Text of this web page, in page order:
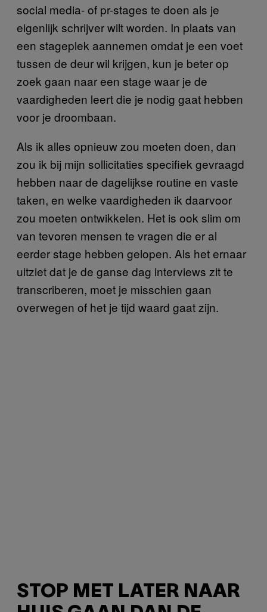
social media- of pr-stages te doen als je
eigenlijk schrijver wilt worden. In plaats van
een stageplek aannemen omdat je een voet
tussen de deur wil krijgen, kun je beter op
zoek gaan naar een stage waar je de
vaardigheden leert die je nodig gaat hebben
voor je droombaan.
Als ik alles opnieuw zou moeten doen, dan
zou ik bij mijn sollicitaties specifiek gevraagd
hebben naar de dagelijkse routine en vaste
taken, en welke vaardigheden ik daarvoor
zou moeten ontwikkelen. Het is ook slim om
van tevoren mensen te vragen die er al
eerder stage hebben gelopen. Als het ernaar
uitziet dat je de ganse dag interviews zit te
transcriberen, moet je misschien gaan
overwegen of het je tijd waard gaat zijn.
STOP MET LATER NAAR